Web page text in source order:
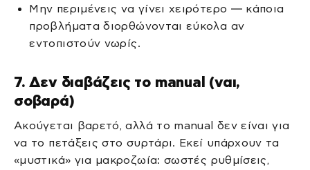
Μην περιμένεις να γίνει χειρότερο — κάποια
προβλήματα διορθώνονται εύκολα αν
εντοπιστούν νωρίς.
7. Δεν διαβάζεις το manual (ναι,
σοβαρά)
Ακούγεται βαρετό, αλλά το manual δεν είναι για
να το πετάξεις στο συρτάρι. Εκεί υπάρχουν τα
«μυστικά» για μακροζωία: σωστές ρυθμίσεις,